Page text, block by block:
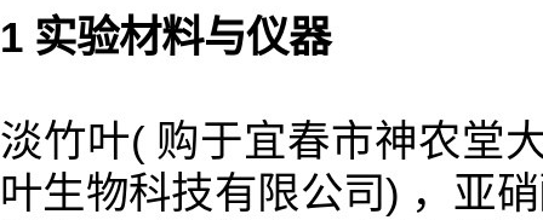
1 实验材料与仪器
淡竹叶( 购于宜春市神农堂
叶生物科技有限公司) ，亚